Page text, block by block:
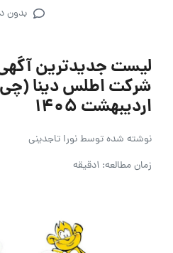
بدون
لیست جدیدترین
اردیبهشت 1405
نوشته شده توسطنورا تاجدینی
زمان مطالعه: 1دقیقه